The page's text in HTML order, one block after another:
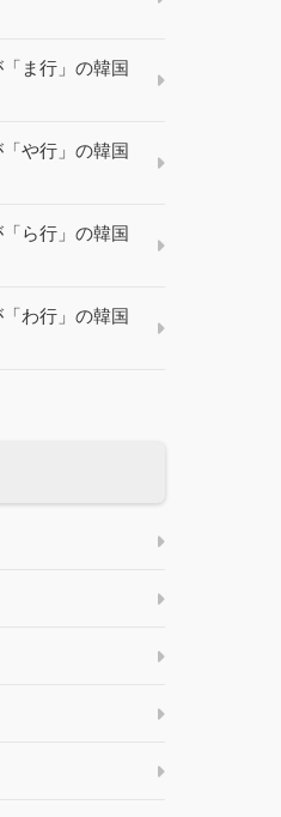
ま行」の韓国
や行」の韓国
ら行」の韓国
わ行」の韓国